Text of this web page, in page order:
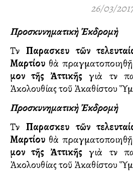
26/03/
ΠροσκυνηματικὴἘκδρομὴ
ΤὴνΠαρασκευὴ τῶν
Μαρτίου θὰ πραγματοποιηθῇ
μονὴτῆς Ἀττικῆς γιὰ τὴν
Ἀκολουθίας τοῦ Ἀκαθίστου
ΠροσκυνηματικὴἘκδρομὴ
ΤὴνΠαρασκευὴ τῶν
Μαρτίου θὰ πραγματοποιηθῇ
μονὴτῆς Ἀττικῆς γιὰ τὴν
Ἀκολουθίας τοῦ Ἀκαθίστου